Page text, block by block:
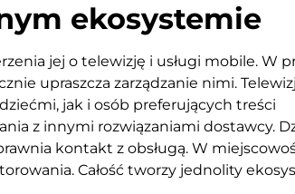
ekosystemie
jej o telewizję i usługi mobile. W
upraszcza zarządzanie nimi.
jak i osób preferujących treści
z innymi rozwiązaniami dostawcy.
kontakt z obsługą. W
Całość tworzy jednolity